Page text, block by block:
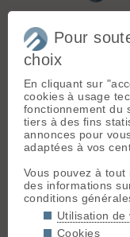
A
aaatchoummm[
skitour a dit :
Blabla
C'est le coin ou
de rien, mais
montagne
- Le 01/03/2010
Pour
choix
En cliquant sur
cookies à usage
fonctionnement du
tiers à des fins
annonces pour
adaptées à vos
Vous pouvez à
des informations
conditions
Utilisation de
Cookies